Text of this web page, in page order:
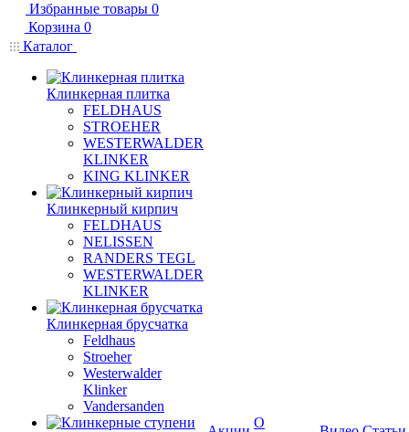
Избранные товары 0
Корзина 0
Каталог
Клинкерная плитка
FELDHAUS
STROEHER
WESTERWALDER
KLINKER
KING KLINKER
Клинкерный кирпич
FELDHAUS
NELISSEN
RANDERS TEGL
WESTERWALDER
KLINKER
Клинкерная брусчатка
Feldhaus
Stroeher
Westerwalder
Klinker
Vandersanden
О